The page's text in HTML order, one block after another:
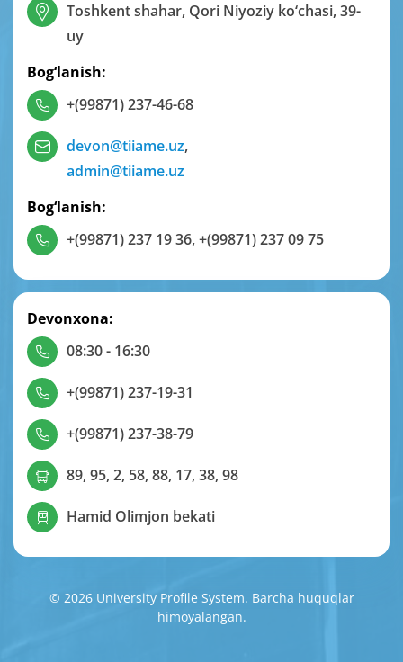
Toshkent shahar, Qori Niyoziy ko‘chasi, 39-
uy
Bog‘lanish:
+(99871) 237-46-68
devon@tiiame.uz,
admin@tiiame.uz
Bog‘lanish:
+(99871) 237 19 36,+(99871) 237 09 75
Devonxona:
08:30 - 16:30
+(99871) 237-19-31
+(99871) 237-38-79
89, 95, 2, 58, 88, 17, 38, 98
Hamid Olimjon bekati
© 2026 University Profile System. Barcha huquqlar
himoyalangan.